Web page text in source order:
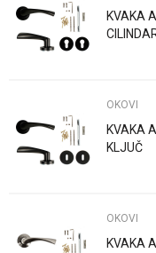
Poruka
Anti-spam zaštita -
POŠALJI
KVAKA
OKOVI
KVAKA
KLJUČ
OKOVI
KVAKA